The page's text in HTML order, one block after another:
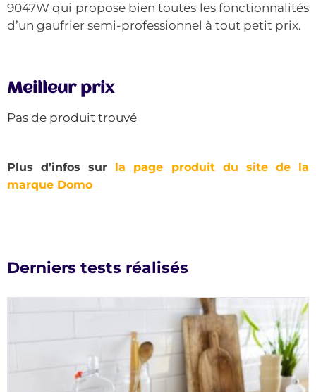
9047W qui propose bien toutes les fonctionnalités
d’un gaufrier semi-professionnel à tout petit prix.
Meilleur prix
Pas de produit trouvé
Plus d’infos sur
la page produit du site de la
marque Domo
Derniers tests réalisés